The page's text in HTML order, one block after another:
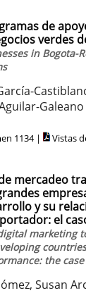
de
verdes
in Bogota-
Galeano
1134 | Vistas
mercadeo
y su
el
marketing
the case
Susan